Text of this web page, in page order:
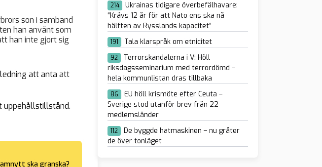
son i samband
han använt som
han inte gjort sig
att anta att
uppehållstillstånd.
ska granska?
214
Ukrainas tidigare överbefälhavare:
“Krävs 12 år för att Nato ens ska nå
hälften av Rysslands kapacitet”
191 Tala klarspråk om etnicitet
92
Terrorskandalerna i V: Höll
riksdagsseminarium med terrordömd –
hela kommunlistan dras tillbaka
86
EU höll krismöte efter Ceuta –
Sverige stod utanför brev från 22
medlemsländer
112
De byggde hatmaskinen – nu gråter
de över tonläget